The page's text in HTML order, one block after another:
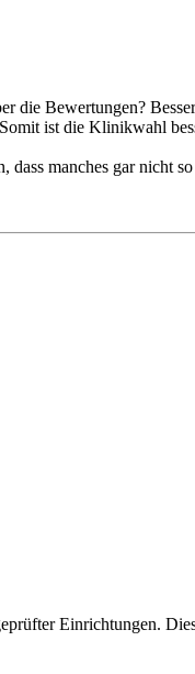
die Bewertungen?
ist die Klinikwahl
manches gar nicht
Einrichtungen.